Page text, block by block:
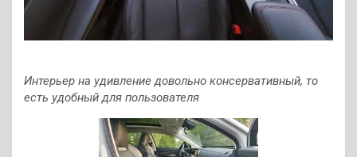
Интерьер на удивление довольно консервативный, то
есть удобный для пользователя